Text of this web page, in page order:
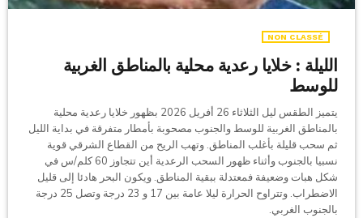
NON CLASSÉ
الليلة : خلايا رعدية محلية بالمناطق الغربية
للوسط
يتميز الطقس ليل الثلاثاء 26 أفريل 2026 بظهور خلايا رعدية محلية
بالمناطق الغربية للوسط والجنوب مصحوبة بأمطار متفرقة في بداية الليل
ثم سحب قليلة بأغلب المناطق. وتهب الريح من القطاع الشرقي قوية
نسبيا بالجنوب وأثناء ظهور السحب الرعدية أين تتجاوز 60 كلم/س في
شكل هبات وضعيفة فمعتدلة ببقية المناطق. ويكون البحر هادئا إلى قليل
الاضطراب. وتتراوح الحرارة ليلا عامة بين 17 و 23 درجة وتصل 25 درجة
بالجنوب الغربي.